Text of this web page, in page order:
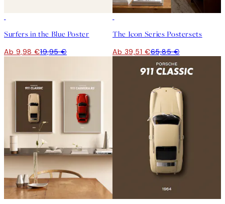
Surfers in the Blue Poster
Ab 9,98 €19,95 €
The Icon Series Postersets
Ab 39,51 €65,85 €